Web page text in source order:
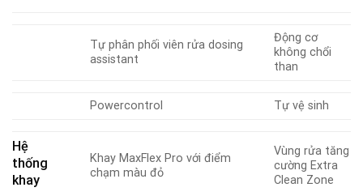
Tự phân phối viên rửa dosing
assistant
Động cơ
không chổi
than
Powercontrol Tự vệ sinh
Hệ
thống
khay
Khay MaxFlex Pro với điểm
chạm màu đỏ
Vùng rửa tăng
cường Extra
Clean Zone